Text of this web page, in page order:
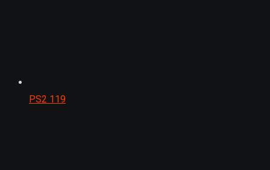
PS2 119